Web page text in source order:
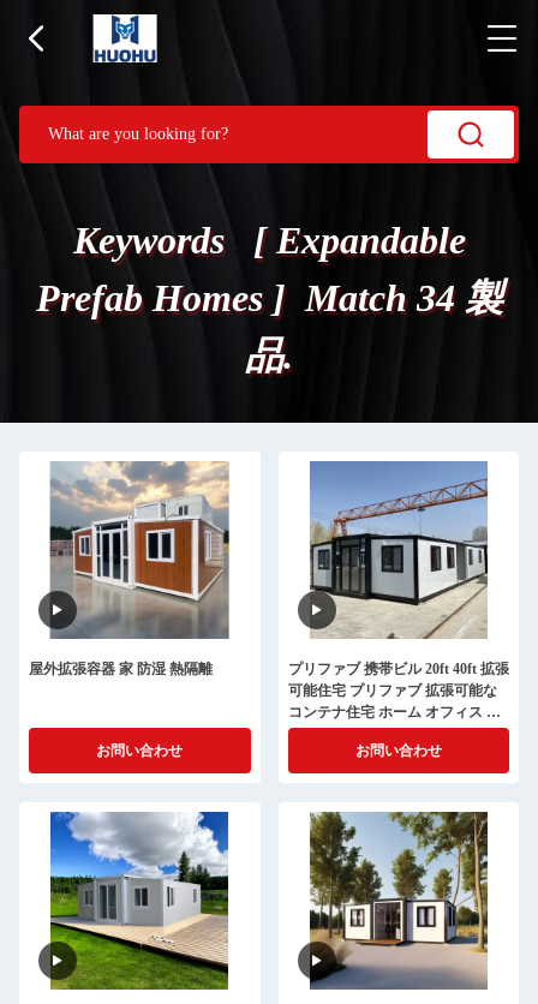
Keywords [ Expandable
Prefab Homes ] Match 34 製
品.
屋外拡張容器 家 防湿 熱隔離
お問い合わせ
プリファブ 携帯ビル 20ft 40ft 拡張
可能住宅 プリファブ 拡張可能な
コンテナ住宅 ホーム オフィス 小
さな家
お問い合わせ